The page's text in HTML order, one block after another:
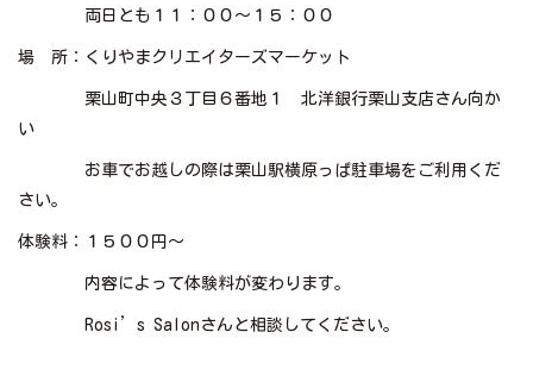
両日とも１１：００～１５：００
場 所：くりやまクリエイターズマーケット
栗山町中央３丁目６番地１ 北洋銀行栗山支店さん向か
い
お車でお越しの際は栗山駅横原っぱ駐車場をご利用くだ
さい。
体験料：１５００円～
内容によって体験料が変わります。
Rosi’s Salonさんと相談してください。